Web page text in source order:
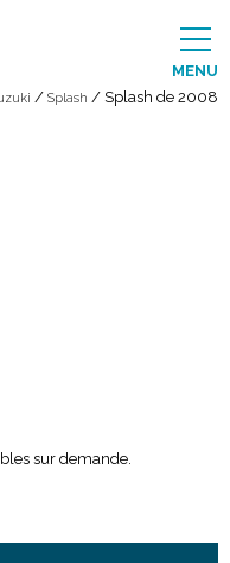
MENU
/ Splash / Splash de 2008
sur demande.